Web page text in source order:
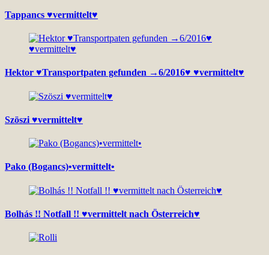
Tappancs ♥vermittelt♥
Hektor ♥Transportpaten gefunden →6/2016♥ ♥vermittelt♥
Szöszi ♥vermittelt♥
Pako (Bogancs)•vermittelt•
Bolhás !! Notfall !! ♥vermittelt nach Österreich♥